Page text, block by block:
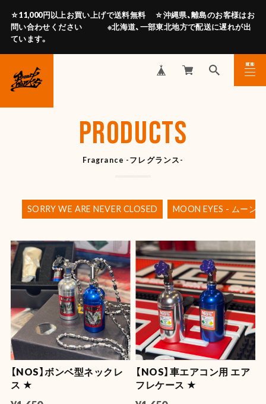
☆11,000円以上お買い上げで送料無料 ☆沖縄県、離島のお客様はお
問い合わせください ※北海道、一部東北地方で配送に遅れが出
ています。
MENU
CLOSE
PRODUCTS
Fragrance -フレグランス-
SORRY WE ARE NEVER CLOSED MOON EYES - ムーン
【NOS】ボンベ型ネックレ
ス ★
【NOS】車エアコン用 エア
フレケース ★